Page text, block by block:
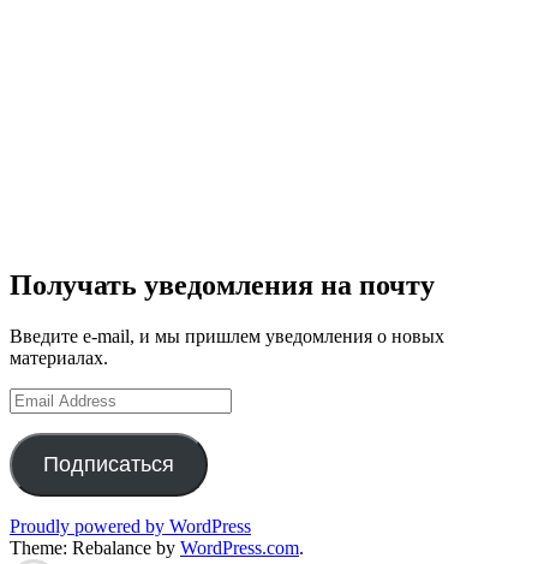
Получать уведомления на почту
Введите e-mail, и мы пришлем уведомления о новых
материалах.
Email
Address
Подписаться
Proudly powered by WordPress
Theme: Rebalance by WordPress.com.